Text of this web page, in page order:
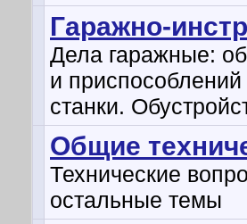
Гаражно-
Дела гаражные:
и
станки.
Общие
Технические
остальные темы